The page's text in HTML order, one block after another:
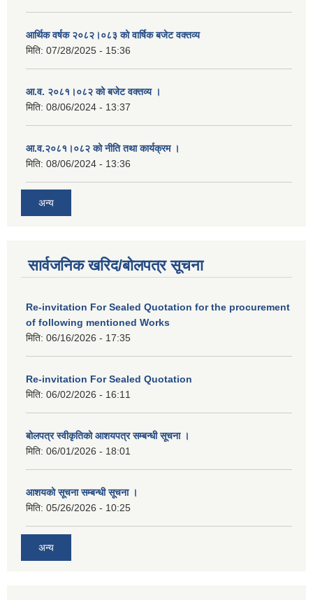
आर्थिक वर्षक २०८२।०८३ को वार्षिक बजेट वक्तव्य
मिति: 07/28/2025 - 15:36
आ.व. २०८१।०८२ को बजेट वक्तव्य ।
मिति: 08/06/2024 - 13:37
आ.व.२०८१।०८२ को नीति तथा कार्यक्रम ।
मिति: 08/06/2024 - 13:36
अन्य
सार्वजनिक खरिद/बोलपत्र सूचना
Re-invitation For Sealed Quotation for the procurement
of following mentioned Works
मिति: 06/16/2026 - 17:35
Re-invitation For Sealed Quotation
मिति: 06/02/2026 - 16:11
बोलपत्र स्वीकृतिको आशयपत्र सम्बन्धी सूचना ।
मिति: 06/01/2026 - 18:01
आशयको सूचना सम्बन्धी सूचना ।
मिति: 05/26/2026 - 10:25
अन्य